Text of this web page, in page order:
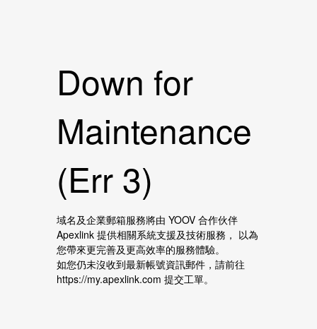
Down for
Maintenance
(Err 3)
域名及企業郵箱服務將由 YOOV 合作伙伴
Apexlink 提供相關系統支援及技術服務， 以為
您帶來更完善及更高效率的服務體驗。
如您仍未沒收到最新帳號資訊郵件，請前往
https://my.apexlink.com 提交工單。